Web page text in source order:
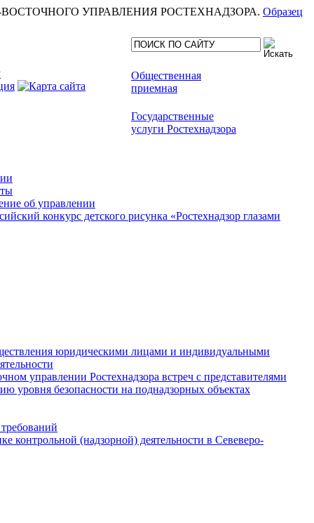
СЕВЕРО-ВОСТОЧНОГО УПРАВЛЕНИЯ РОСТЕХНАДЗОРА. Образец
Общественная
приемная
Государственные
услуги Ростехнадзора
об управлении
конкурс детского рисунка «Ростехнадзор глазами
юридическими лицами и индивидуальными
управлении Ростехнадзора встреч с представителями
уровня безопасности на поднадзорных объектах
контрольной (надзорной) деятельности в Севеверо-